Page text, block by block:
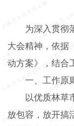
为深入贯彻
大会精神，依据
动方案》，结合
一、工作原
以优质林草
放包容，放开搞